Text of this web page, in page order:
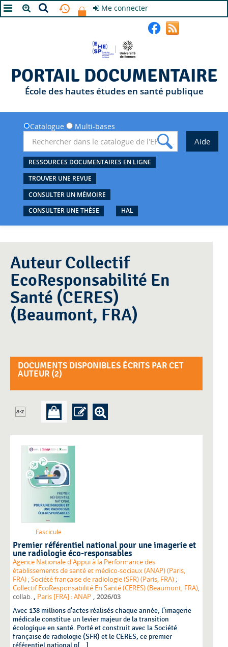
Me connecter
PORTAIL DOCUMENTAIRE
École des hautes études en santé publique
Catalogue Multi-bases
RESSOURCES DOCUMENTAIRES EN LIGNE
TROUVER UNE REVUE
CONSULTER UN MÉMOIRE
CONSULTER UNE THÈSE
HAL
Auteur Collectif
EcoResponsabilité En
Santé (CERES)
(Beaumont, FRA)
DOCUMENTS DISPONIBLES ÉCRITS PAR CET
AUTEUR (2)
Fascicule
Premier référentiel national pour une imagerie et
une radiologie éco-responsables
Agence Nationale d'Appui à la Performance des
établissements de santé et médico-sociaux (ANAP) (Paris,
FRA) ;Société française de radiologie (SFR) (Paris, FRA) ;
Collectif EcoResponsabilité En Santé (CERES) (Beaumont, FRA),
collab. , Paris [FRA] : ANAP , 2026/03
Avec 138 millions d'actes réalisés chaque année, l'imagerie
médicale constitue un levier majeur de la transition
écologique en santé. Porté et construit avec la Société
française de radiologie (SFR) et le CERES, ce premier